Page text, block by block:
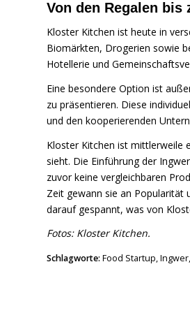
Von den Regalen bis
Kloster Kitchen ist heute in
Biomärkten, Drogerien sowie
Hotellerie und
Eine besondere Option ist
zu präsentieren. Diese
und den kooperierenden
Kloster Kitchen ist mittlerweile
sieht. Die Einführung der
zuvor keine vergleichbaren
Zeit gewann sie an Popularität
darauf gespannt, was von
Fotos: Kloster Kitchen.
Schlagworte: Food Startup,Ingwer,